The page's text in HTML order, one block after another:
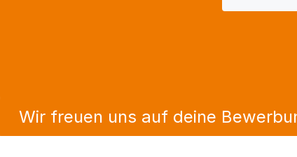
Wir freuen uns auf deine